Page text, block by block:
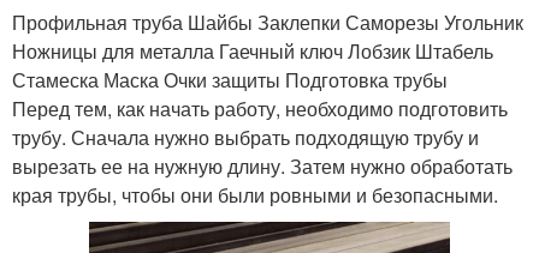
Профильная труба Шайбы Заклепки Саморезы Угольник
Ножницы для металла Гаечный ключ Лобзик Штабель
Стамеска Маска Очки защиты Подготовка трубы
Перед тем, как начать работу, необходимо подготовить
трубу. Сначала нужно выбрать подходящую трубу и
вырезать ее на нужную длину. Затем нужно обработать
края трубы, чтобы они были ровными и безопасными.